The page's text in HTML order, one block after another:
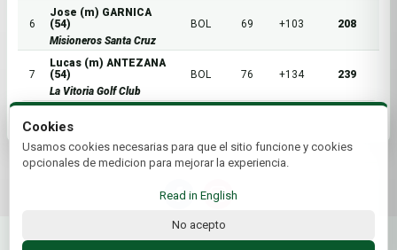
6
Jose (m) GARNICA
(54)
Misioneros Santa Cruz
BOL 69 +103 208
7
Lucas (m) ANTEZANA
(54)
La Vitoria Golf Club
BOL 76 +134 239
© 2026 Federación Boliviana de Golf | by Plus+Golf
Website powered byPlus+Golf
Cookies
Usamos cookies necesarias para que el sitio funcione y cookies
opcionales de medicion para mejorar la experiencia.
Read in English
No acepto